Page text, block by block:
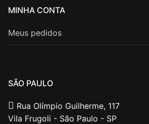
MINHA CONTA
Meus pedidos
SÃO PAULO
Rua Olímpio Guilherme, 117
Vila Frugoli - São Paulo - SP